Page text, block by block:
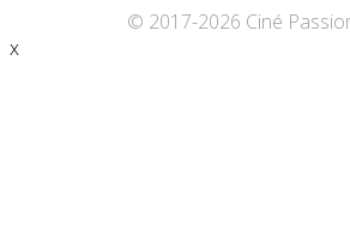
© 2017-2026 Ciné
x